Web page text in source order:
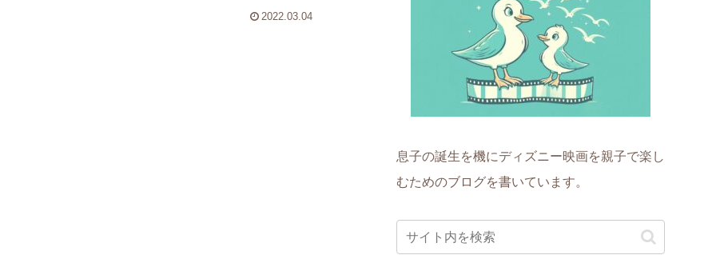
2022.03.04
息子の誕生を機にディズニー映画を親子で楽し
むためのブログを書いています。